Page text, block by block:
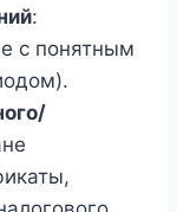
:
с понятным